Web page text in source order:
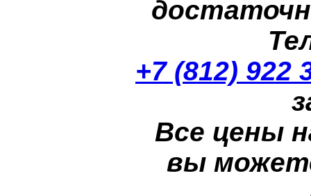
+7 (812) 922
Все цены
вы